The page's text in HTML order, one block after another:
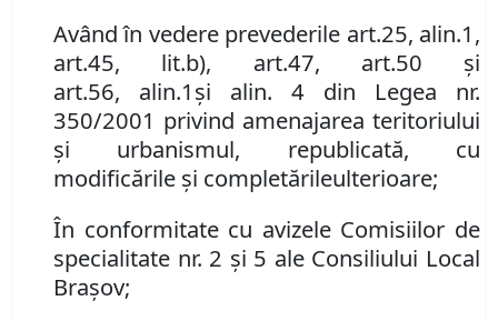
Având în vedere prevederile art.25, alin.1,
art.45, lit.b), art.47, art.50 şi
art.56, alin.1şi alin. 4 din Legea nr.
350/2001 privind amenajarea teritoriului
şi urbanismul, republicată, cu
modificările şi completărileulterioare;
În conformitate cu avizele Comisiilor de
specialitate nr. 2 și 5 ale Consiliului Local
Brașov;